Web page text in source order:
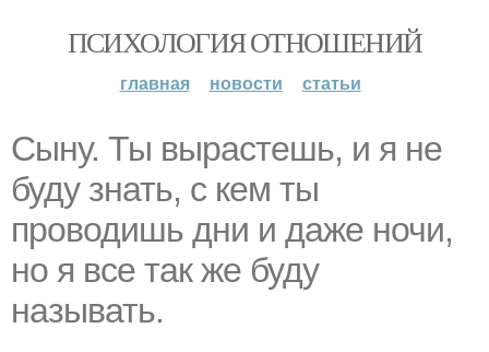
ПСИХОЛОГИЯ ОТНОШЕНИЙ
главная новости статьи
Cыну. Ты вырастешь, и я не
буду знать, с кем ты
проводишь дни и даже ночи,
но я все так же буду
называть.